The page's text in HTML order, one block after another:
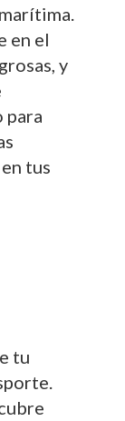
en el
y
para
tus
tu